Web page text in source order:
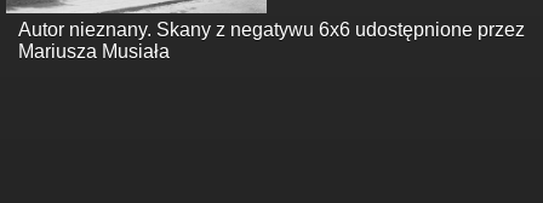
Autor nieznany. Skany z negatywu 6x6 udostępnione przez
Mariusza Musiała